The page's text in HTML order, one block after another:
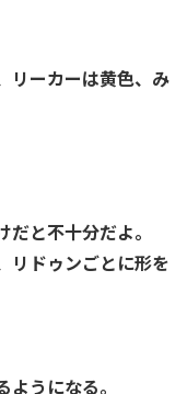
リーカーは黄色、み
と不十分だよ。
リドゥンごとに形を
うになる。